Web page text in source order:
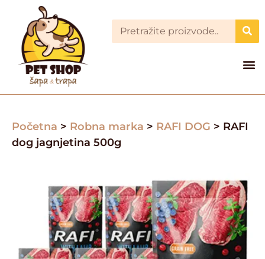
Početna > Robna marka > RAFI DOG > RAFI
dog jagnjetina 500g